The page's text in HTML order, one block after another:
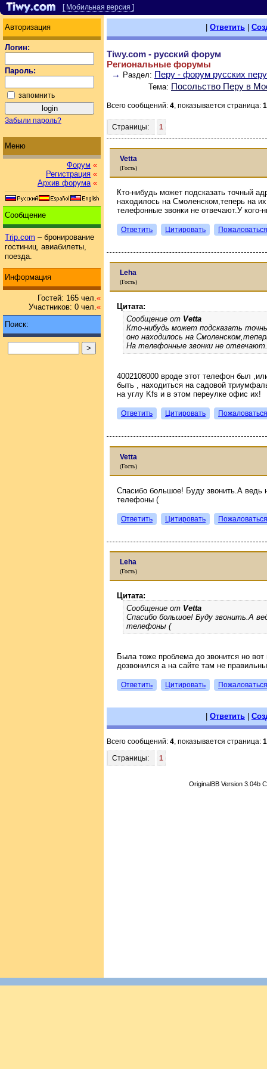
[ Мобильная версия ]
Авторизация
Логин:
Пароль:
запомнить
Забыли пароль?
Меню
Форум «
Регистрация «
Архив форума «
Сообщение
Trip.com – бронирование
гостиниц, авиабилеты,
поезда.
Информация
Гостей: 165 чел.«
Участников: 0 чел.«
Поиск:
Ответить
Tiwy.com - русский форум
Региональные форумы
→ Раздел: Перу - форум русских
Тема: Посольство Перу в
Всего сообщений: 4, показывается страница: 1
Страницы: 1
Vetta
(Гость)
Кто-нибудь может подсказать точный
находилось на Смоленском,теперь на
телефонные звонки не отвечают.У
Ответить Цитировать Пожаловаться
Leha
(Гость)
Цитата:
Сообщение от Vetta
Кто-нибудь может подсказать
оно находилось на
На телефонные звонки не
4002108000 вроде этот телефон был
быть , находиться на садовой
на углу Kfs и в этом переулке офис их!
Ответить Цитировать Пожаловаться
Vetta
(Гость)
Спасибо большое! Буду звонить.А ведь
телефоны (
Ответить Цитировать Пожаловаться
Leha
(Гость)
Цитата:
Сообщение от Vetta
Спасибо большое! Буду звонить.А
телефоны (
Была тоже проблема до звонится но
дозвонился а на сайте там не
Ответить Цитировать Пожаловаться
Ответить
Всего сообщений: 4, показывается страница: 1
Страницы:
1
OriginalBB Version 3.04b